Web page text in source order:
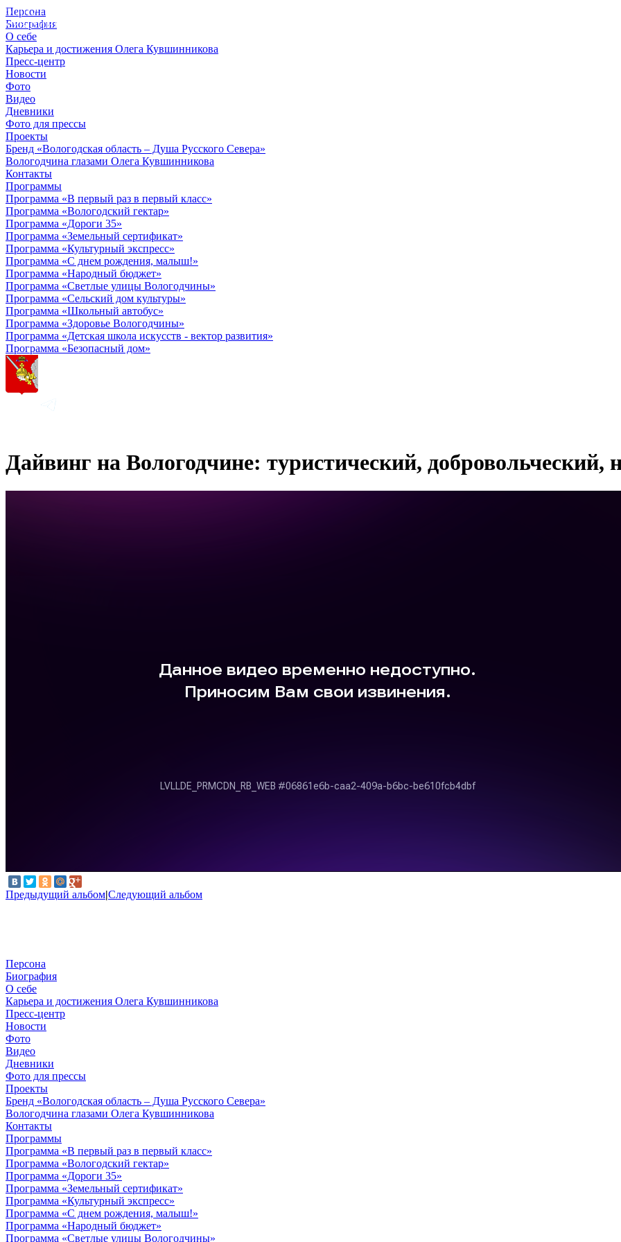
Персона
Биография
О себе
Карьера и достижения Олега Кувшинникова
Пресс-центр
Новости
Фото
Видео
Дневники
Фото для прессы
Проекты
Бренд «Вологодская область – Душа Русского Севера»
Вологодчина глазами Олега Кувшинникова
Контакты
Программы
Программа «В первый раз в первый класс»
Программа «Вологодский гектар»
Программа «Дороги 35»
Программа «Земельный сертификат»
Программа «Культурный экспресс»
Программа «С днем рождения, малыш!»
Программа «Народный бюджет»
Программа «Светлые улицы Вологодчины»
Программа «Сельский дом культуры»
Программа «Школьный автобус»
Программа «Здоровье Вологодчины»
Программа «Детская школа искусств - вектор развития»
Программа «Безопасный дом»
Дайвинг на Вологодчине: туристический, добровольческий,
Предыдущий альбом|Следующий альбом
© 2012 - 2023,
КУВШИННИКОВ О.А.
Персона
Биография
О себе
Карьера и достижения Олега Кувшинникова
Пресс-центр
Новости
Фото
Видео
Дневники
Фото для прессы
Проекты
Бренд «Вологодская область – Душа Русского Севера»
Вологодчина глазами Олега Кувшинникова
Контакты
Программы
Программа «В первый раз в первый класс»
Программа «Вологодский гектар»
Программа «Дороги 35»
Программа «Земельный сертификат»
Программа «Культурный экспресс»
Программа «С днем рождения, малыш!»
Программа «Народный бюджет»
Программа «Светлые улицы Вологодчины»